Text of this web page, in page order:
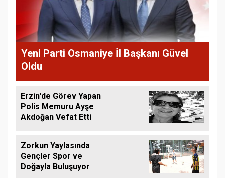
Yeni Parti Osmaniye İl Başkanı Güvel
Oldu
Erzin'de Görev Yapan
Polis Memuru Ayşe
Akdoğan Vefat Etti
Zorkun Yaylasında
Gençler Spor ve
Doğayla Buluşuyor